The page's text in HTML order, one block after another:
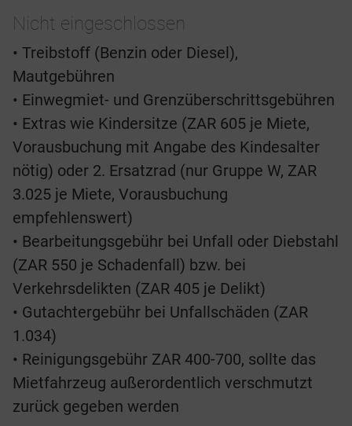
Nicht eingeschlossen
• Treibstoff (Benzin oder Diesel),
Mautgebühren
• Einwegmiet- und Grenzüberschrittsgebühren
• Extras wie Kindersitze (ZAR 605 je Miete,
Vorausbuchung mit Angabe des Kindesalter
nötig) oder 2. Ersatzrad (nur Gruppe W, ZAR
3.025 je Miete, Vorausbuchung
empfehlenswert)
• Bearbeitungsgebühr bei Unfall oder Diebstahl
(ZAR 550 je Schadenfall) bzw. bei
Verkehrsdelikten (ZAR 405 je Delikt)
• Gutachtergebühr bei Unfallschäden (ZAR
1.034)
• Reinigungsgebühr ZAR 400-700, sollte das
Mietfahrzeug außerordentlich verschmutzt
zurück gegeben werden